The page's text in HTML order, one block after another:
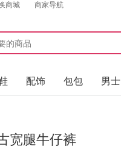
商城 商家导航
配饰 包包 男士
宽腿牛仔裤